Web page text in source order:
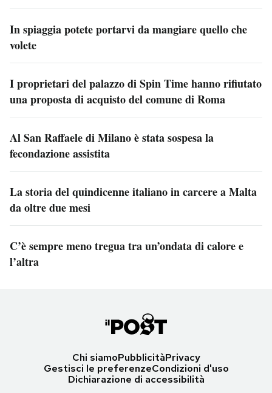
In spiaggia potete portarvi da mangiare quello che
volete
I proprietari del palazzo di Spin Time hanno rifiutato
una proposta di acquisto del comune di Roma
Al San Raffaele di Milano è stata sospesa la
fecondazione assistita
La storia del quindicenne italiano in carcere a Malta
da oltre due mesi
C’è sempre meno tregua tra un’ondata di calore e
l’altra
Chi siamoPubblicitàPrivacy
Gestisci le preferenzeCondizioni d'uso
Dichiarazione di accessibilità